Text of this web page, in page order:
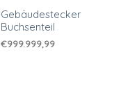
Gebäudestecker
Buchsenteil
€999.999,99